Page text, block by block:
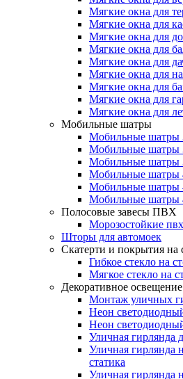
Мягкие окна для
Мягкие окна для
Мягкие окна для
Мягкие окна для
Мягкие окна для
Мягкие окна для
Мягкие окна для
Мягкие окна для
Мягкие окна для
Мобильные шатры
Мобильные шатры
Мобильные шатры
Мобильные шатры
Мобильные шатры
Мобильные шатры
Мобильные шатры
Полосовые завесы ПВХ
Морозостойкие
Шторы для автомоек
Скатерти и покрытия
Гибкое стекло на
Мягкое стекло на
Декоративное освещение
Монтаж уличных
Неон
Неон
Уличная гирлянда
Уличная гирлянда
статика
Уличная гирлянда